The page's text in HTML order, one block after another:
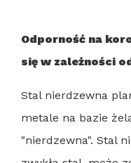
Odporność na
się w zależności
Stal nierdzewna
metale na bazie
"nierdzewna". Stal